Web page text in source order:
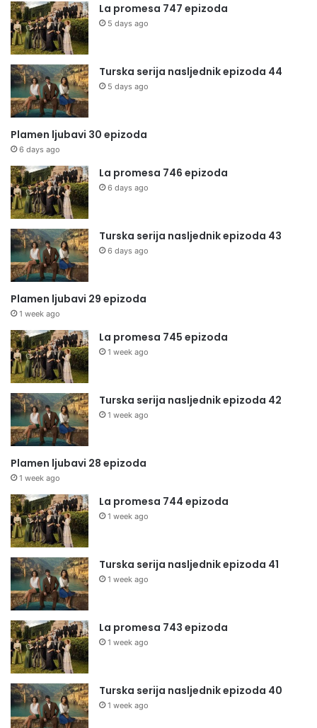
La promesa 747 epizoda
5 days ago
Turska serija nasljednik epizoda 44
5 days ago
Plamen ljubavi 30 epizoda
6 days ago
La promesa 746 epizoda
6 days ago
Turska serija nasljednik epizoda 43
6 days ago
Plamen ljubavi 29 epizoda
1 week ago
La promesa 745 epizoda
1 week ago
Turska serija nasljednik epizoda 42
1 week ago
Plamen ljubavi 28 epizoda
1 week ago
La promesa 744 epizoda
1 week ago
Turska serija nasljednik epizoda 41
1 week ago
La promesa 743 epizoda
1 week ago
Turska serija nasljednik epizoda 40
1 week ago